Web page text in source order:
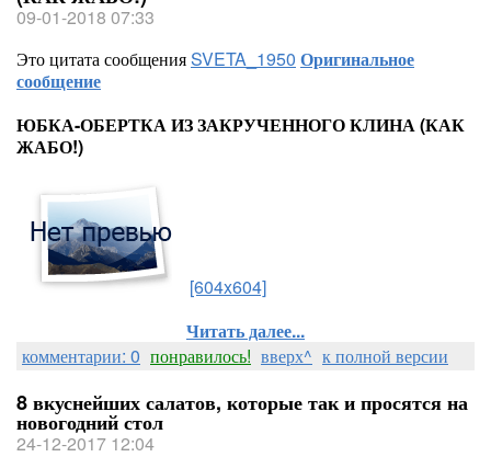
09-01-2018 07:33
Это цитата сообщенияSVETA_1950 Оригинальное
сообщение
ЮБКА-ОБЕРТКА ИЗ ЗАКРУЧЕННОГО КЛИНА (КАК
ЖАБО!)
[604x604]
Читать далее...
комментарии: 0 понравилось! вверх^ к полной версии
8 вкуснейших салатов, которые так и просятся на
новогодний стол
24-12-2017 12:04